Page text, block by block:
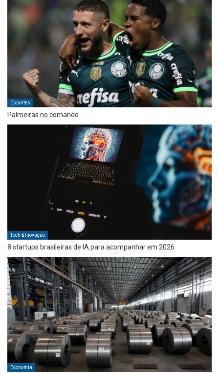
Esportes
Palmeiras no comando
Tech & Inovação
8 startups brasileiras de IA para acompanhar em 2026
Economia